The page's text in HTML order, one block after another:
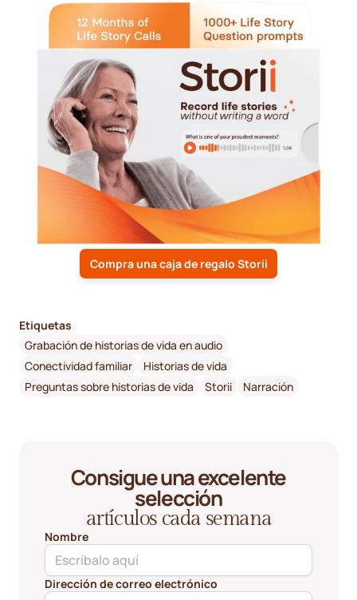
Compra una caja de regalo Storii
Etiquetas
Grabación de historias de vida en audio
Conectividad familiar
Historias de vida
Preguntas sobre historias de vida
Storii Narración
Consigue una excelente
selección
artículos cada semana
Nombre
Dirección de correo electrónico